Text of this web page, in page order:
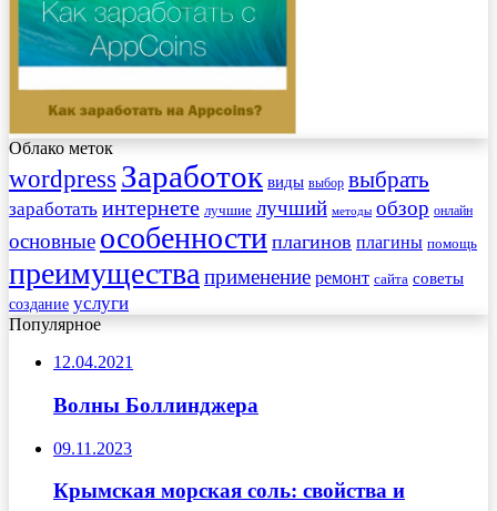
Облако меток
wordpress Заработок виды выбор выбрать
заработать интернете лучшие лучший методы обзор онлайн
основные особенности плагинов плагины помощь
преимущества применение ремонт сайта советы
создание услуги
Популярное
12.04.2021
Волны Боллинджера
09.11.2023
Крымская морская соль: свойства и